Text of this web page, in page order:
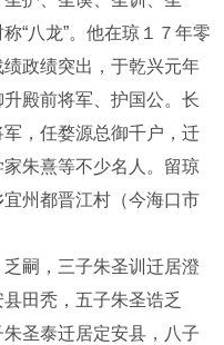
“八龙”。他在琼１７年零
政绩突出，于乾兴元年
升殿前将军、护国公。长
，任婺源总御千户，迁
朱熹等不少名人。留琼
州都晋江村（今海口市
嗣，三子朱圣训迁居澄
田秃，五子朱圣诰乏
圣泰迁居定安县，八子